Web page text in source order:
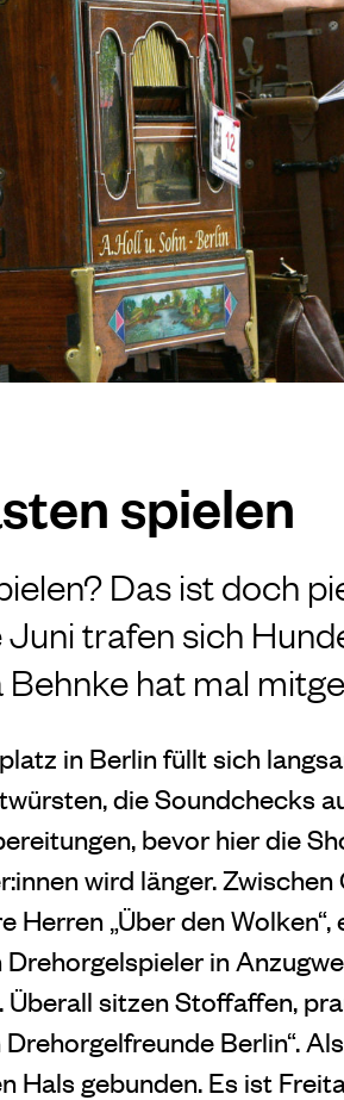
spielen
Das ist doch
trafen sich
Behnke hat mal
in Berlin füllt sich
die Soundchecks
bevor hier die
wird länger.
Herren „Über den
Drehorgelspieler in
Überall sitzen Stoffaffen,
Drehorgelfreunde Berlin“.
Hals gebunden. Es ist